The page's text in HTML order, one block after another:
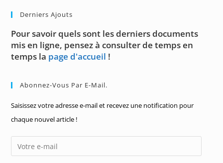
Derniers Ajouts
Pour savoir quels sont les derniers documents
mis en ligne, pensez à consulter de temps en
temps la page d'accueil !
Abonnez-Vous Par E-Mail.
Saisissez votre adresse e-mail et recevez une notification pour
chaque nouvel article !
Votre
e-